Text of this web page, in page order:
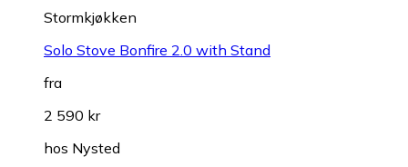
Stormkjøkken
Solo Stove Bonfire 2.0 with Stand
fra
2 590 kr
hos Nysted